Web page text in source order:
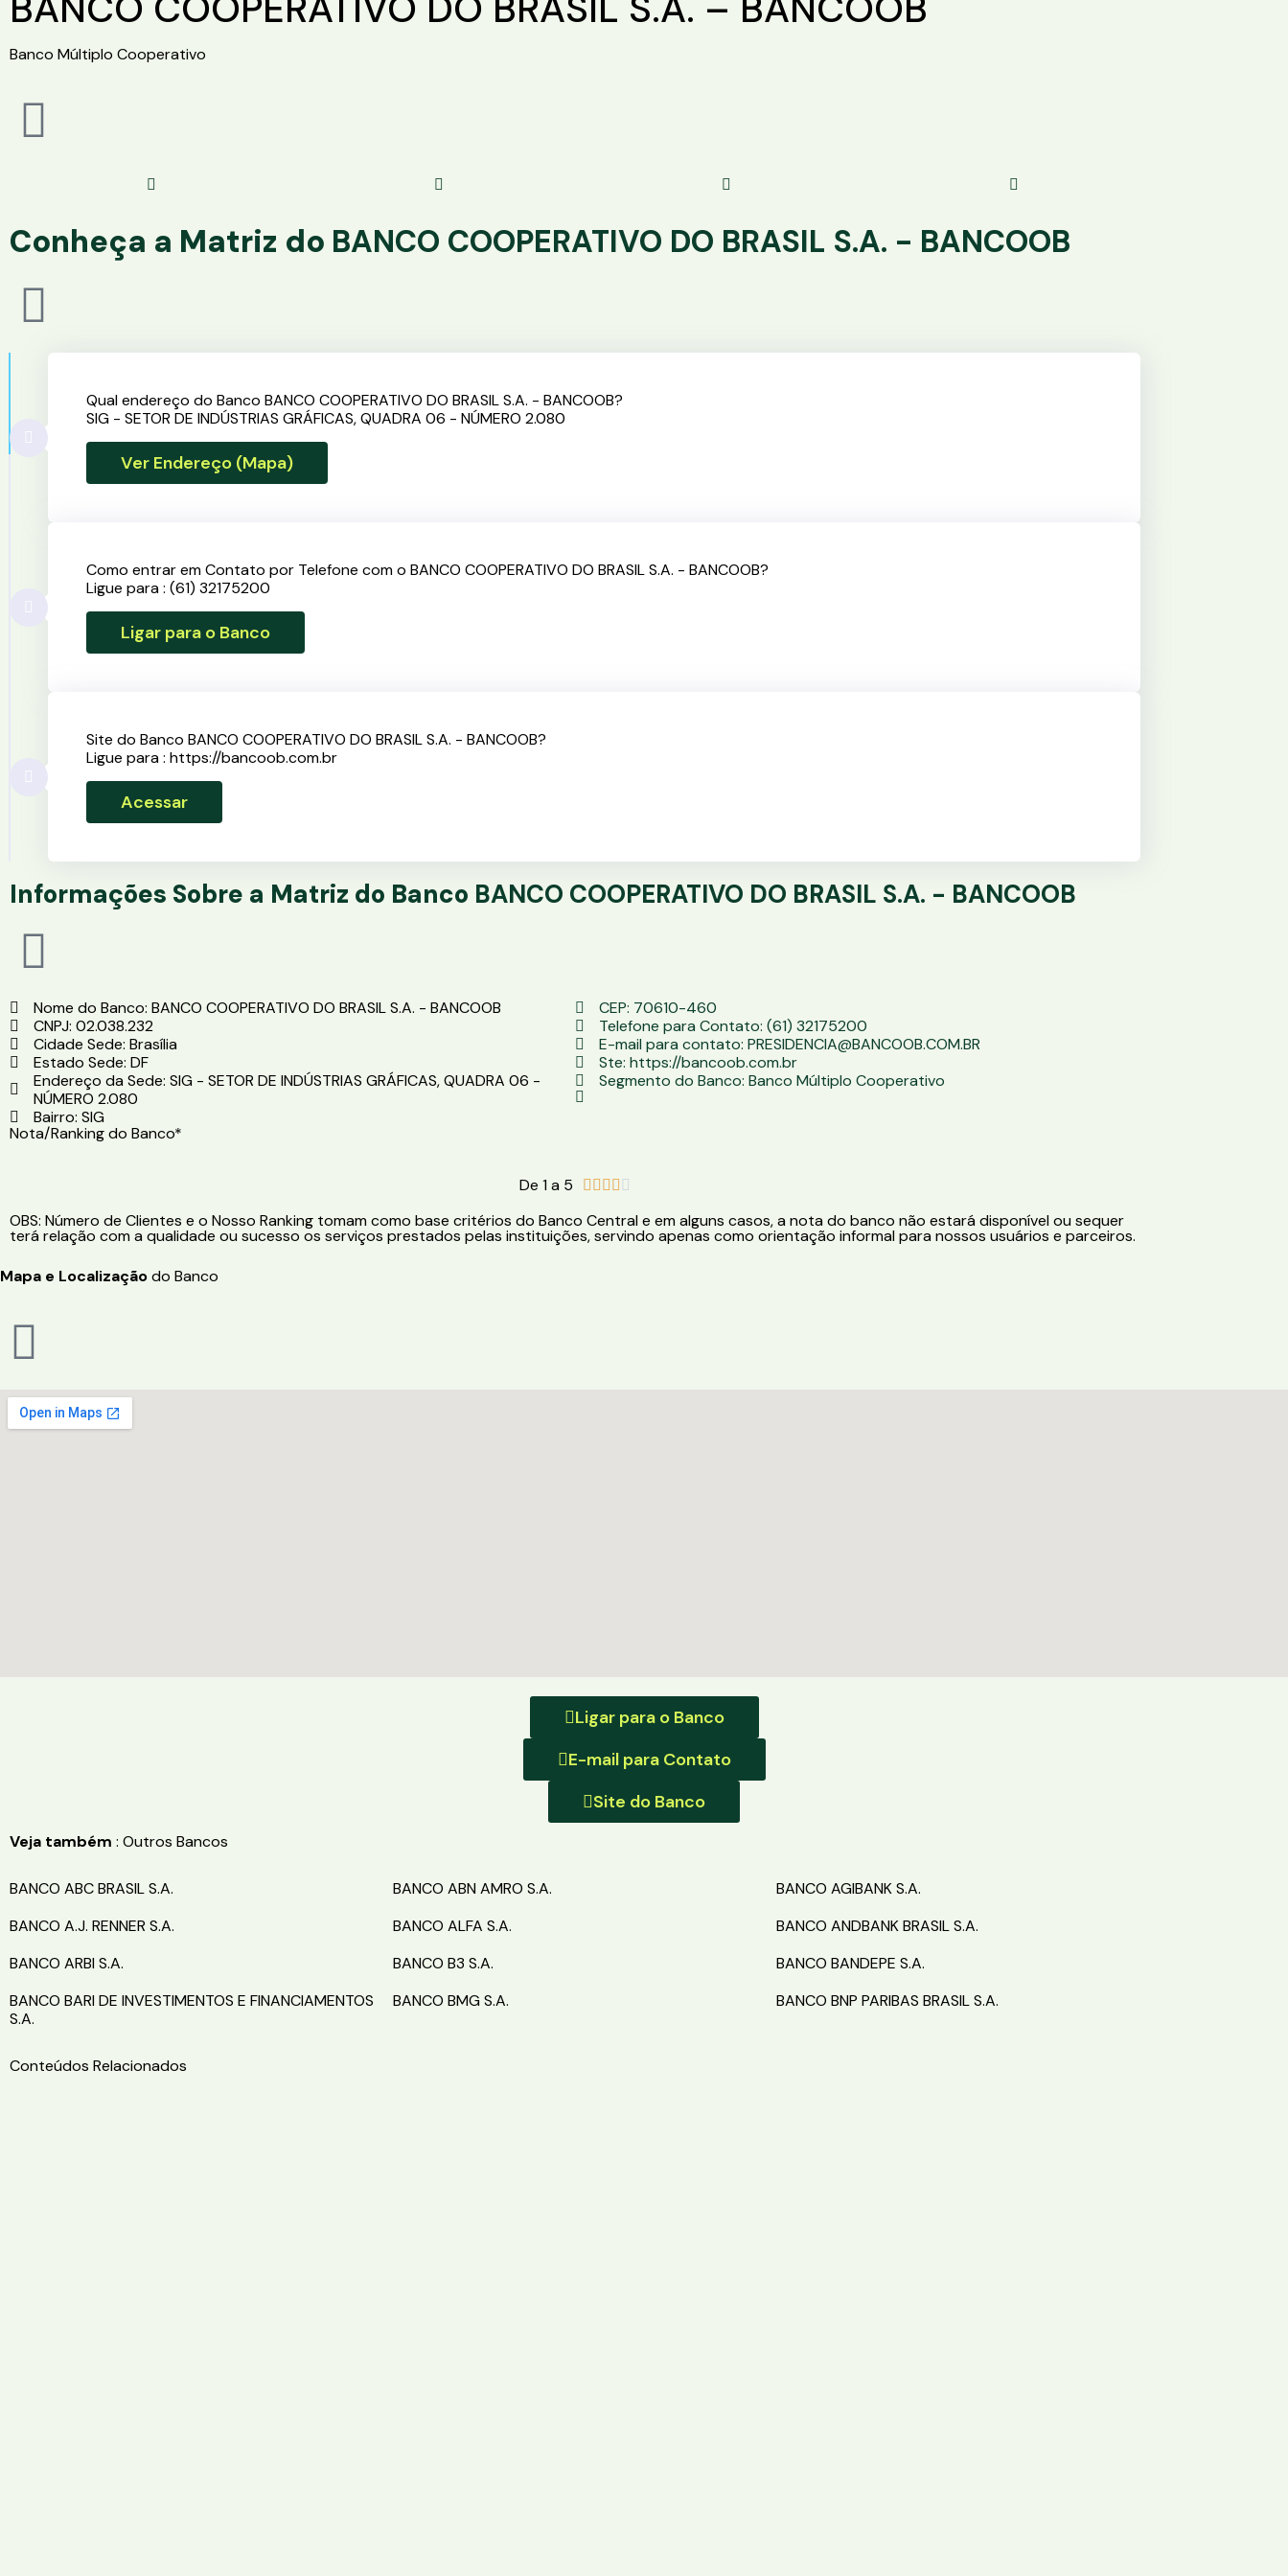
Banco Múltiplo Cooperativo
Conheça a Matriz do BANCO COOPERATIVO DO BRASIL S.A. - BANCOOB
Qual endereço do Banco BANCO COOPERATIVO DO BRASIL S.A. - BANCOOB?
SIG - SETOR DE INDÚSTRIAS GRÁFICAS, QUADRA 06 - NÚMERO 2.080
Ver Endereço (Mapa)
Como entrar em Contato por Telefone com o BANCO COOPERATIVO DO BRASIL S.A. - BANCOOB?
Ligue para : (61) 32175200
Ligar para o Banco
Site do Banco BANCO COOPERATIVO DO BRASIL S.A. - BANCOOB?
Ligue para : https://bancoob.com.br
Acessar
Informações Sobre a Matriz do Banco BANCO COOPERATIVO DO BRASIL S.A. - BANCOOB
Nome do Banco: BANCO COOPERATIVO DO BRASIL S.A. - BANCOOB
CNPJ: 02.038.232
Cidade Sede: Brasília
Estado Sede: DF
Endereço da Sede: SIG - SETOR DE INDÚSTRIAS GRÁFICAS, QUADRA 06 -
NÚMERO 2.080
Bairro: SIG
CEP: 70610-460
Telefone para Contato: (61) 32175200
E-mail para contato: PRESIDENCIA@BANCOOB.COM.BR
Ste: https://bancoob.com.br
Segmento do Banco: Banco Múltiplo Cooperativo
Nota/Ranking do Banco*
De 1 a 5     
OBS: Número de Clientes e o Nosso Ranking tomam como base critérios do Banco Central e em alguns casos, a nota do banco não estará disponível ou sequer
terá relação com a qualidade ou sucesso os serviços prestados pelas instituições, servindo apenas como orientação informal para nossos usuários e parceiros.
Mapa e Localizaçãodo Banco
Ligar para o Banco
E-mail para Contato
Site do Banco
Veja também : Outros Bancos
BANCO ABC BRASIL S.A. BANCO ABN AMRO S.A.
BANCO AGIBANK S.A.
BANCO A.J. RENNER S.A.
BANCO ALFA S.A.
BANCO ANDBANK BRASIL S.A.
BANCO ARBI S.A.
BANCO B3 S.A.
BANCO BANDEPE S.A.
BANCO BARI DE INVESTIMENTOS E FINANCIAMENTOS
S.A.
BANCO BMG S.A. BANCO BNP PARIBAS BRASIL S.A.
Conteúdos Relacionados